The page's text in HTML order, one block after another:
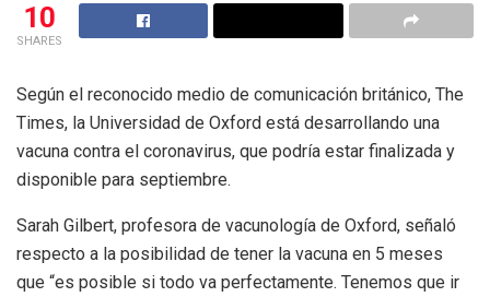
10
SHARES
Según el reconocido medio de comunicación británico, The
Times, la Universidad de Oxford está desarrollando una
vacuna contra el coronavirus, que podría estar finalizada y
disponible para septiembre.
Sarah Gilbert, profesora de vacunología de Oxford, señaló
respecto a la posibilidad de tener la vacuna en 5 meses
que “es posible si todo va perfectamente. Tenemos que ir